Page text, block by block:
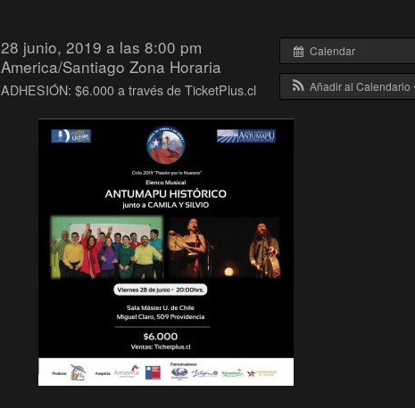
Calendar
Añadir al Calendario
28 junio, 2019 a las 8:00 pm
America/Santiago Zona Horaria
ADHESIÓN: $6.000 a través de TicketPlus.cl